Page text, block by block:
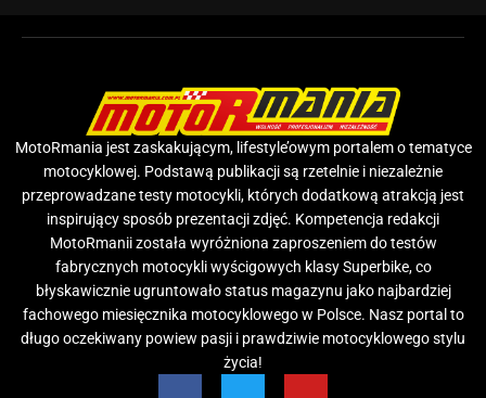
MotoRmania jest zaskakującym, lifestyle’owym portalem o tematyce
motocyklowej. Podstawą publikacji są rzetelnie i niezależnie
przeprowadzane testy motocykli, których dodatkową atrakcją jest
inspirujący sposób prezentacji zdjęć. Kompetencja redakcji
MotoRmanii została wyróżniona zaproszeniem do testów
fabrycznych motocykli wyścigowych klasy Superbike, co
błyskawicznie ugruntowało status magazynu jako najbardziej
fachowego miesięcznika motocyklowego w Polsce. Nasz portal to
długo oczekiwany powiew pasji i prawdziwie motocyklowego stylu
życia!